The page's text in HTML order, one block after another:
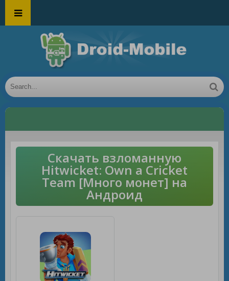
Скачать взломанную
Hitwicket: Own a Cricket
Team [Много монет] на
Андроид